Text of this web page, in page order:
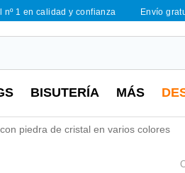
nº 1 en calidad y confianza Envío
BISUTERÍA MÁS
piedra de cristal en varios colores